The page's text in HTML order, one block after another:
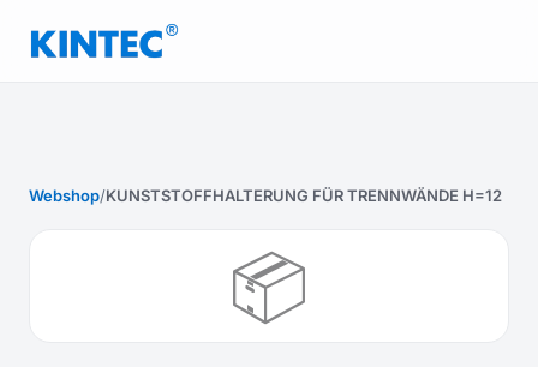
Webshop/KUNSTSTOFFHALTERUNG FÜR TRENNWÄNDE H=12
📦